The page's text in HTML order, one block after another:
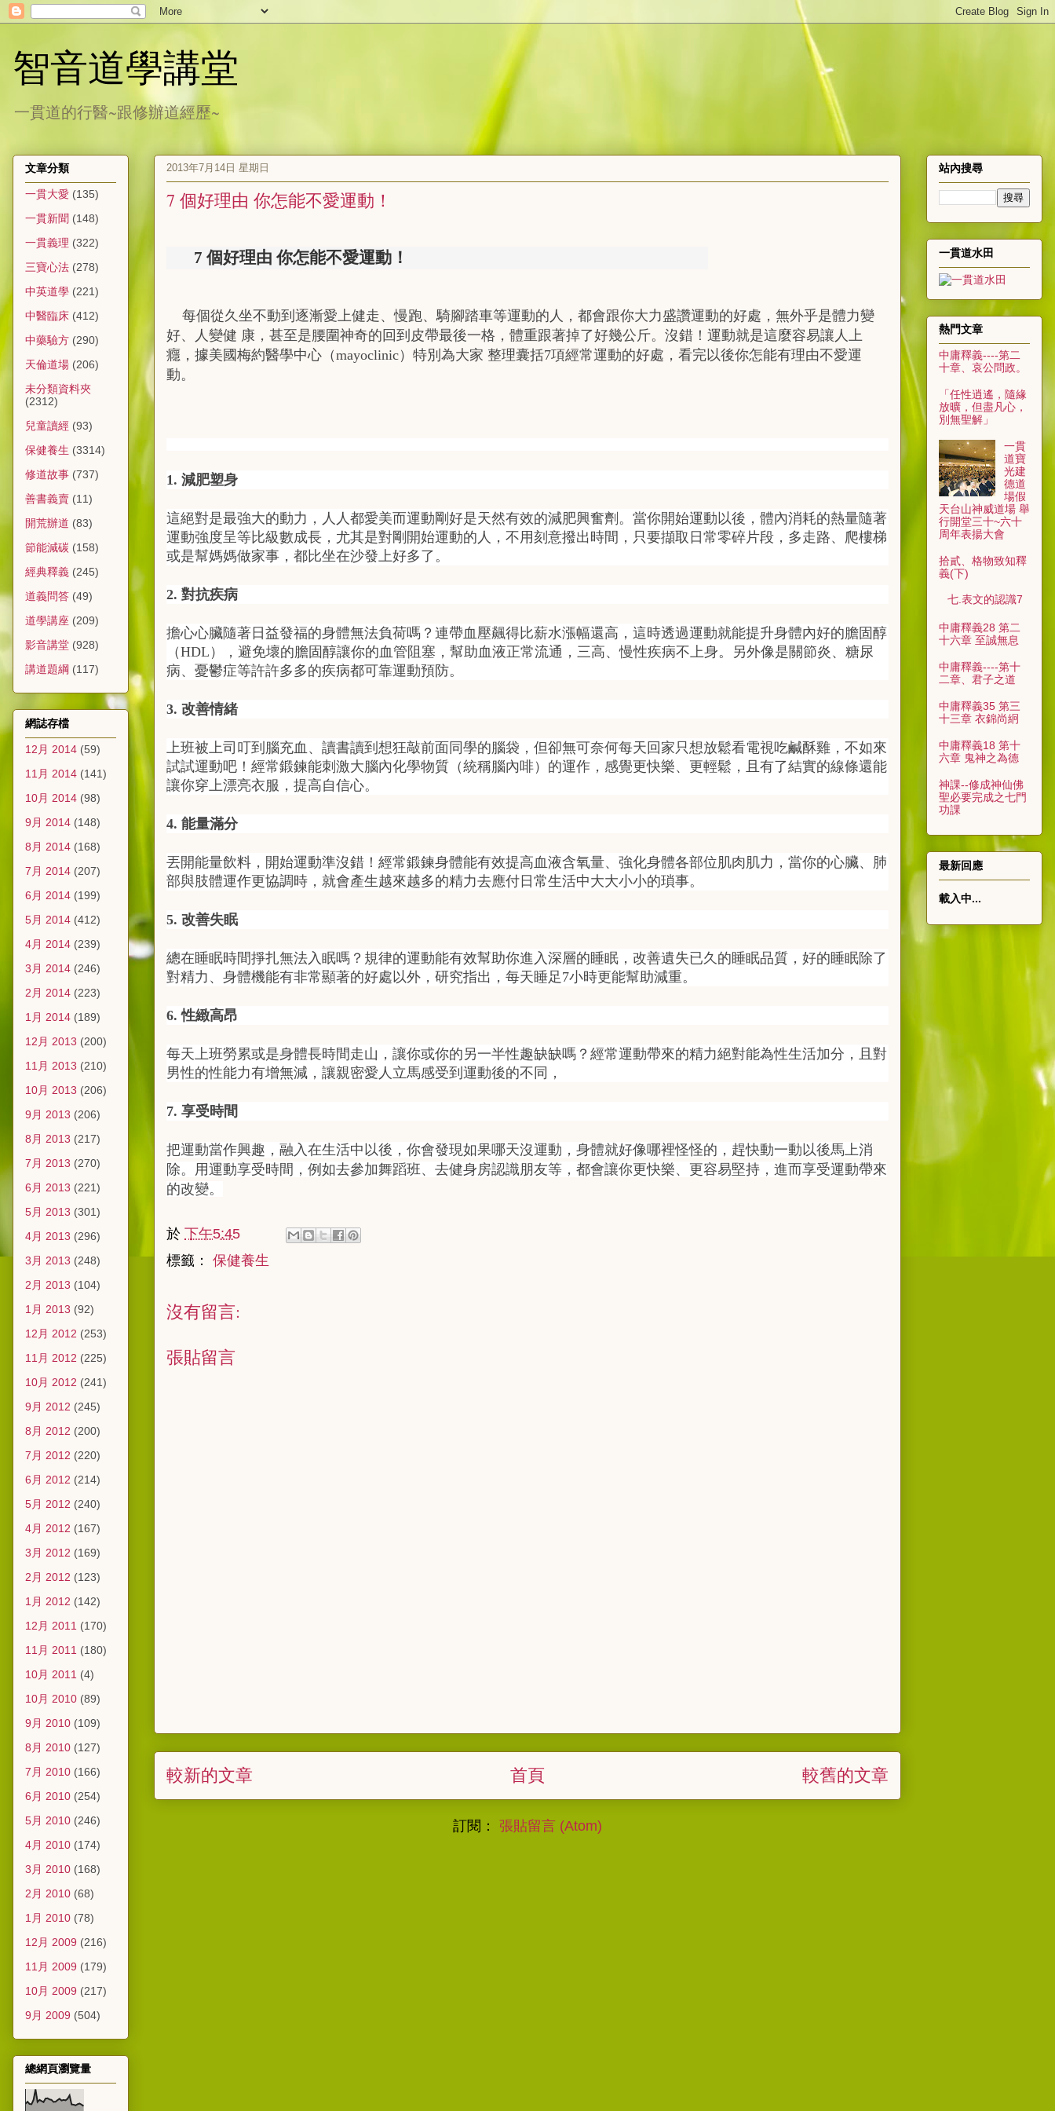
智音道學講堂
一貫道的行醫~跟修辦道經歷~
2013年7月14日 星期日
7 個好理由 你怎能不愛運動！
7 個好理由 你怎能不愛運動！
每個從久坐不動到逐漸愛上健走、慢跑、騎腳踏車等運動的人，都會跟你大力盛讚運動的好處，無外乎是體力變
好、人變健 康，甚至是腰圍神奇的回到皮帶最後一格，體重跟著掉了好幾公斤。沒錯！運動就是這麼容易讓人上
癮，據美國梅約醫學中心（mayoclinic）特別為大家 整理囊括7項經常運動的好處，看完以後你怎能有理由不愛運
動。
1. 減肥塑身
這絕對是最強大的動力，人人都愛美而運動剛好是天然有效的減肥興奮劑。當你開始運動以後，體內消耗的熱量隨著
運動強度呈等比級數成長，尤其是對剛開始運動的人，不用刻意撥出時間，只要擷取日常零碎片段，多走路、爬樓梯
或是幫媽媽做家事，都比坐在沙發上好多了。
2. 對抗疾病
擔心心臟隨著日益發福的身體無法負荷嗎？連帶血壓飆得比薪水漲幅還高，這時透過運動就能提升身體內好的膽固醇
（HDL），避免壞的膽固醇讓你的血管阻塞，幫助血液正常流通，三高、慢性疾病不上身。另外像是關節炎、糖尿
病、憂鬱症等許許多多的疾病都可靠運動預防。
3. 改善情緒
上班被上司叮到腦充血、讀書讀到想狂敲前面同學的腦袋，但卻無可奈何每天回家只想放鬆看電視吃鹹酥雞，不如來
試試運動吧！經常鍛鍊能刺激大腦內化學物質（統稱腦內啡）的運作，感覺更快樂、更輕鬆，且有了結實的線條還能
讓你穿上漂亮衣服，提高自信心。
4. 能量滿分
丟開能量飲料，開始運動準沒錯！經常鍛鍊身體能有效提高血液含氧量、強化身體各部位肌肉肌力，當你的心臟、肺
部與肢體運作更協調時，就會產生越來越多的精力去應付日常生活中大大小小的瑣事。
5. 改善失眠
總在睡眠時間掙扎無法入眠嗎？規律的運動能有效幫助你進入深層的睡眠，改善遺失已久的睡眠品質，好的睡眠除了
對精力、身體機能有非常顯著的好處以外，研究指出，每天睡足7小時更能幫助減重。
6. 性緻高昂
每天上班勞累或是身體長時間走山，讓你或你的另一半性趣缺缺嗎？經常運動帶來的精力絕對能為性生活加分，且對
男性的性能力有增無減，讓親密愛人立馬感受到運動後的不同，
7. 享受時間
把運動當作興趣，融入在生活中以後，你會發現如果哪天沒運動，身體就好像哪裡怪怪的，趕快動一動以後馬上消
除。用運動享受時間，例如去參加舞蹈班、去健身房認識朋友等，都會讓你更快樂、更容易堅持，進而享受運動帶來
的改變。
於 下午5:45
標籤： 保健養生
沒有留言:
張貼留言
較新的文章 較舊的文章
首頁
訂閱： 張貼留言 (Atom)
文章分類
一貫大愛 (135)
一貫新聞 (148)
一貫義理 (322)
三寶心法 (278)
中英道學 (221)
中醫臨床 (412)
中藥驗方 (290)
天倫道場 (206)
未分類資料夾
(2312)
兒童讀經 (93)
保健養生 (3314)
修道故事 (737)
善書義賣 (11)
開荒辦道 (83)
節能減碳 (158)
經典釋義 (245)
道義問答 (49)
道學講座 (209)
影音講堂 (928)
講道題綱 (117)
網誌存檔
12月 2014 (59)
11月 2014 (141)
10月 2014 (98)
9月 2014 (148)
8月 2014 (168)
7月 2014 (207)
6月 2014 (199)
5月 2014 (412)
4月 2014 (239)
3月 2014 (246)
2月 2014 (223)
1月 2014 (189)
12月 2013 (200)
11月 2013 (210)
10月 2013 (206)
9月 2013 (206)
8月 2013 (217)
7月 2013 (270)
6月 2013 (221)
5月 2013 (301)
4月 2013 (296)
3月 2013 (248)
2月 2013 (104)
1月 2013 (92)
12月 2012 (253)
11月 2012 (225)
10月 2012 (241)
9月 2012 (245)
8月 2012 (200)
7月 2012 (220)
6月 2012 (214)
5月 2012 (240)
4月 2012 (167)
3月 2012 (169)
2月 2012 (123)
1月 2012 (142)
12月 2011 (170)
11月 2011 (180)
10月 2011 (4)
10月 2010 (89)
9月 2010 (109)
8月 2010 (127)
7月 2010 (166)
6月 2010 (254)
5月 2010 (246)
4月 2010 (174)
3月 2010 (168)
2月 2010 (68)
1月 2010 (78)
12月 2009 (216)
11月 2009 (179)
10月 2009 (217)
9月 2009 (504)
總網頁瀏覽量
站內搜尋
一貫道水田
熱門文章
中庸釋義----第二
十章、哀公問政。
「任性逍遙，隨緣
放曠，但盡凡心，
別無聖解」
一貫
道寶
光建
德道
場假
天台山神威道場 舉
行開堂三十~六十
周年表揚大會
拾貳、格物致知釋
義(下)
七.表文的認識7
中庸釋義28 第二
十六章 至誠無息
中庸釋義----第十
二章、君子之道
中庸釋義35 第三
十三章 衣錦尚絅
中庸釋義18 第十
六章 鬼神之為德
神課--修成神仙佛
聖必要完成之七門
功課
最新回應
載入中...